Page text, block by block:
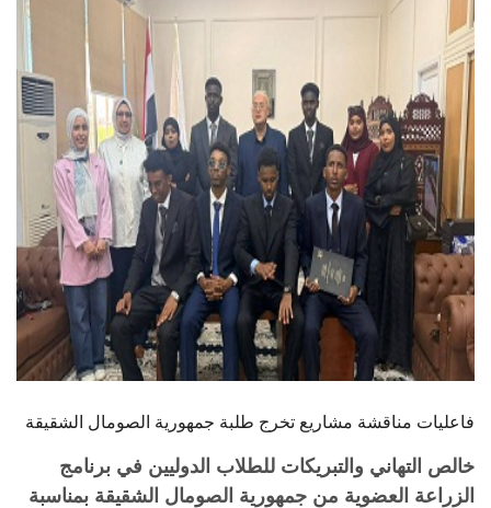
فاعليات مناقشة مشاريع تخرج طلبة جمهورية الصومال الشقيقة
خالص التهاني والتبريكات للطلاب الدوليين في برنامج
الزراعة العضوية من جمهورية الصومال الشقيقة بمناسبة